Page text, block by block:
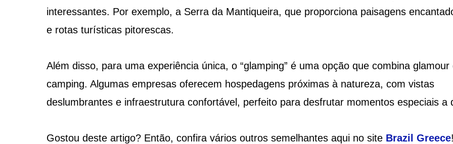
interessantes. Por exemplo, a Serra da Mantiqueira, que proporciona paisagens
e rotas turísticas pitorescas.
Além disso, para uma experiência única, o “glamping” é uma opção que combina glamour
camping. Algumas empresas oferecem hospedagens próximas à natureza, com vistas
deslumbrantes e infraestrutura confortável, perfeito para desfrutar momentos especiais a
Gostou deste artigo? Então, confira vários outros semelhantes aqui no site Brazil Greece!